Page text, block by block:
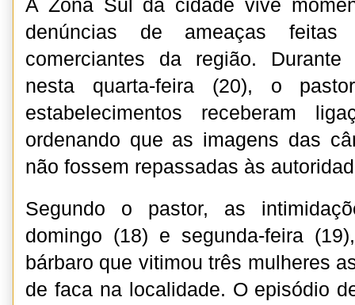
A Zona Sul da cidade vive
denúncias de ameaças
comerciantes da região. Durante
nesta quarta-feira (20), o
estabelecimentos receberam
ordenando que as imagens das
não fossem repassadas às
Segundo o pastor, as
domingo (18) e segunda-feira
bárbaro que vitimou três mulheres
de faca na localidade. O episódio